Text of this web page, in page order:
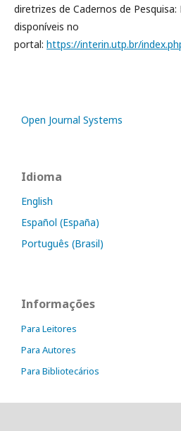
diretrizes de Cadernos de
disponíveis no
portal: https://interin.utp.br/
Open Journal Systems
Idioma
English
Español (España)
Português (Brasil)
Informações
Para Leitores
Para Autores
Para Bibliotecários